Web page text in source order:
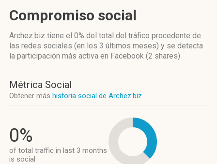
Compromiso social
Archez.biz tiene el 0% del total del tráfico procedente de
las redes sociales (en los 3 últimos meses) y se detecta
la participación más activa en Facebook (2 shares)
Métrica Social
Obtener más historia social de Archez.biz
0%
of total traffic in last 3 months
is social